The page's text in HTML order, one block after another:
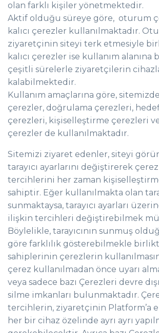
olan farklı kişiler yönetmektedir.
Aktif olduğu süreye göre, oturum
kalıcı çerezler kullanılmaktadır.
ziyaretçinin siteyi terk etmesiyle
kalıcı çerezler ise kullanım alanına
çeşitli sürelerle ziyaretçilerin
kalabilmektedir.
Kullanım amaçlarına göre,
çerezler, doğrulama çerezleri,
çerezleri, kişiselleştirme çerezleri
çerezler de kullanılmaktadır.
Sitemizi ziyaret edenler, siteyi
tarayıcı ayarlarını değiştirerek
tercihlerini her zaman
sahiptir. Eğer kullanılmakta olan
sunmaktaysa, tarayıcı ayarları
ilişkin tercihleri değiştirebilmek
Böylelikle, tarayıcının sunmuş
göre farklılık gösterebilmekle
sahiplerinin çerezlerin
çerez kullanılmadan önce uyarı
veya sadece bazı Çerezleri devre
silme imkanları bulunmaktadır.
tercihlerin, ziyaretçinin Platform’a
her bir cihaz özelinde ayrı ayrı